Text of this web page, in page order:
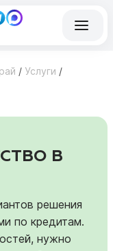
/ Услуги /
В
решения
по кредитам.
нужно